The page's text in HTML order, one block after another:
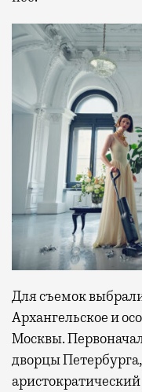
Для съемок
Архангельское и
Москвы.
дворцы